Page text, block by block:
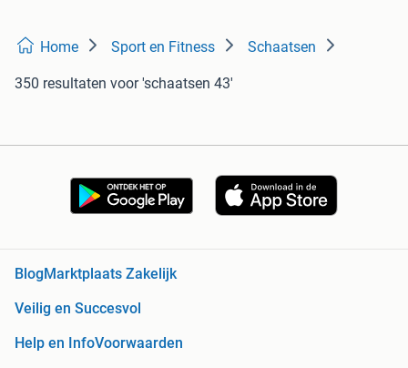
Home Sport en Fitness Schaatsen
350 resultaten voor 'schaatsen 43'
BlogMarktplaats Zakelijk
Veilig en Succesvol
Help en InfoVoorwaarden